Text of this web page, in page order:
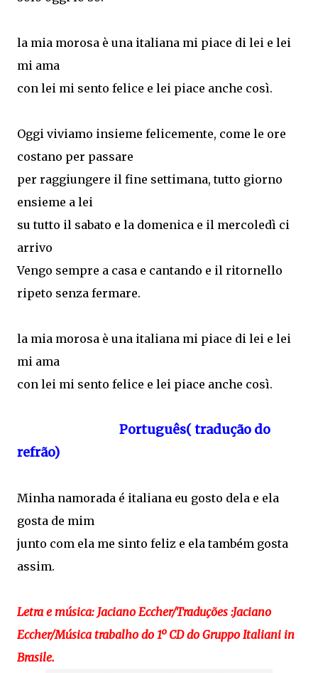
la mia morosa è una italiana mi piace di lei e lei
mi ama
con lei mi sento felice e lei piace anche così.
Oggi viviamo insieme felicemente, come le ore
costano per passare
per raggiungere il fine settimana, tutto giorno
ensieme a lei
su tutto il sabato e la domenica e il mercoledì ci
arrivo
Vengo sempre a casa e cantando e il ritornello
ripeto senza fermare.
la mia morosa è una italiana mi piace di lei e lei
mi ama
con lei mi sento felice e lei piace anche così.
Português( tradução do
refrão)
Minha namorada é italiana eu gosto dela e ela
gosta de mim
junto com ela me sinto feliz e ela também gosta
assim.
Letra e música: Jaciano Eccher/Traduções :Jaciano
Eccher/Música trabalho do 1º CD do Gruppo Italiani in
Brasile.